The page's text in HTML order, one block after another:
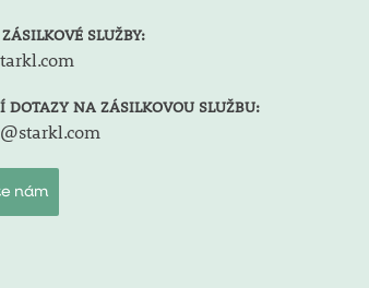
SLUŽBY:
DOTAZY NA ZÁSILKOVOU SLUŽBU:
nám